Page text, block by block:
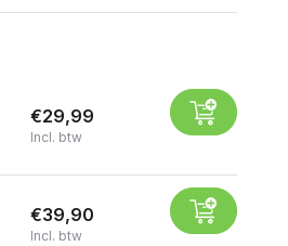
€29,99
Incl. btw
€39,90
Incl. btw